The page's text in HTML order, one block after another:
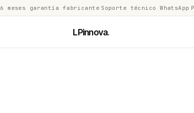
6 meses garantía fabricante Soporte técnico WhatsApp
LPinnova.